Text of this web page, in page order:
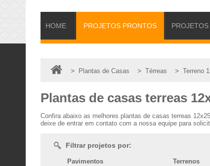
HOME PROJETOS PRONTOS PROJETOS
> Plantas de Casas > Térreas > Terreno
Plantas de casas terreas
Confira abaixo as melhores plantas de casas terreas
deixe de entrar em contato com a nossa equipe para
Filtrar projetos por:
Pavimentos
Terrenos